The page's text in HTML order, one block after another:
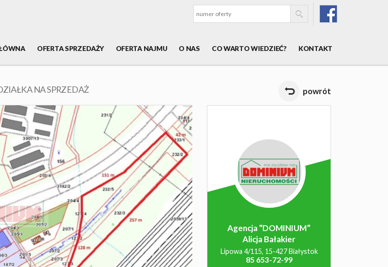
OFERTA SPRZEDAŻY OFERTA NAJMU O NAS CO WARTO WIEDZIEĆ? KONTAKT
NA SPRZEDAŻ powrót
Agencja “DOMINIUM”
Alicja Bałakier
Lipowa 4/115, 15-427 Białystok
85 653-72-99